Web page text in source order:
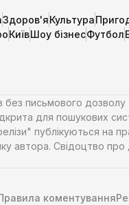
Здоров'яКультура
КиївШоу бізнесФутбол
без письмового
для пошукових
публікуються на
автора. Свідоцтво
коментування